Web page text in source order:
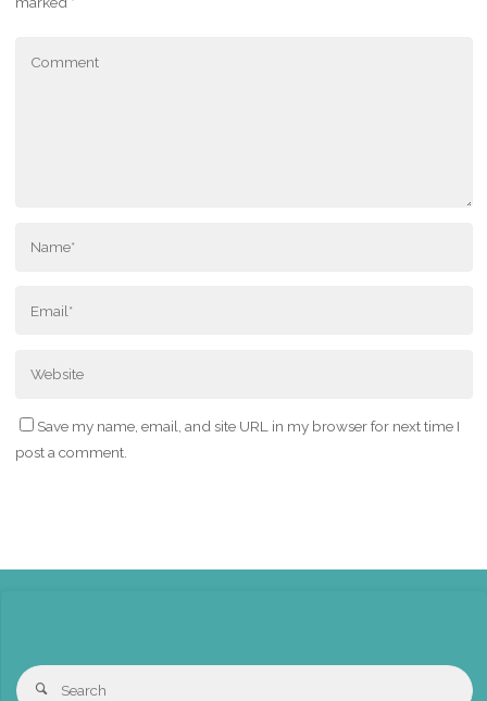
Save my name, email, and site URL in my browser for next time I
post a comment.
Search